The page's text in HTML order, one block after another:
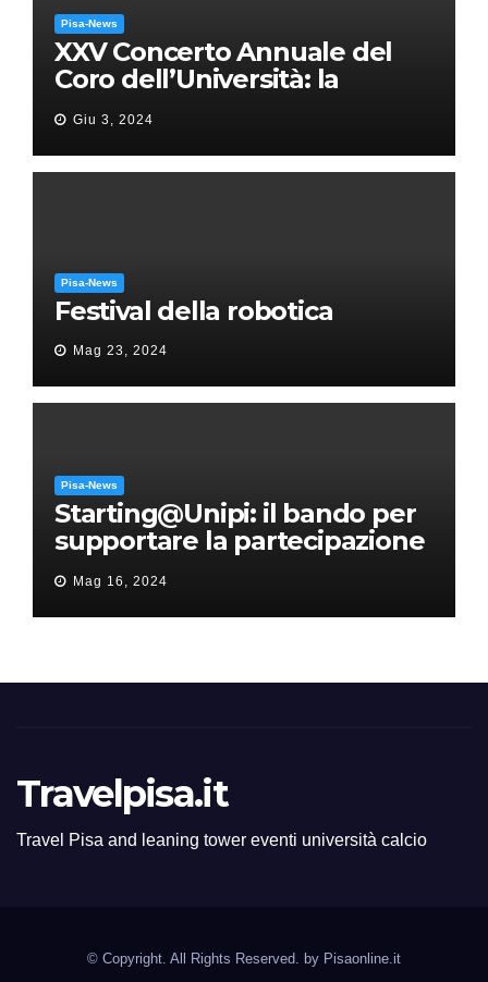
Pisa-News
XXV Concerto Annuale del
Coro dell’Università: la
“Messa in gloria” di Giacomo
Puccini
Giu 3, 2024
Pisa-News
Festival della robotica
Mag 23, 2024
Pisa-News
Starting@Unipi: il bando per
supportare la partecipazione
all’ERC Starting Grant
Mag 16, 2024
Travelpisa.it
Travel Pisa and leaning tower eventi università calcio
© Copyright. All Rights Reserved. by Pisaonline.it